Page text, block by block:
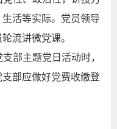
活等实际。党员领导
流讲微党课。
部主题党日活动时，
部应做好党费收缴登